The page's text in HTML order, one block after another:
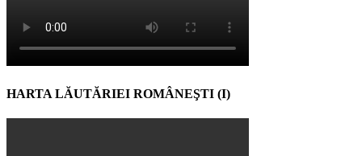
HARTA LĂUTĂRIEI ROMÂNEŞTI (I)